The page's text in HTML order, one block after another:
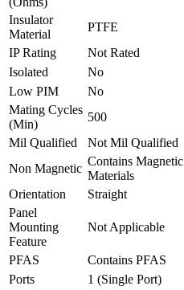
Insulator
Material
PTFE
IP Rating
Not Rated
Isolated
No
Low PIM
No
Mating Cycles
(Min)
500
Mil Qualified
Not Mil Qualified
Non Magnetic
Contains Magnetic
Materials
Orientation
Straight
Panel
Mounting
Feature
Not Applicable
PFAS
Contains PFAS
Ports
1 (Single Port)